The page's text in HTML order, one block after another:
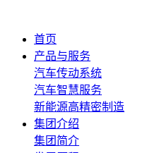
首页
产品与服务
汽车传动系统
汽车智慧服务
新能源高精密制造
集团介绍
集团简介